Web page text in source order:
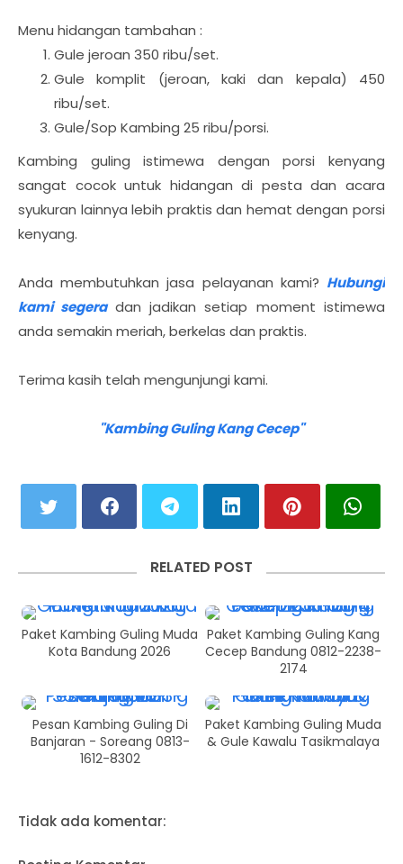
Menu hidangan tambahan :
Gule jeroan 350 ribu/set.
Gule komplit (jeroan, kaki dan kepala) 450
ribu/set.
Gule/Sop Kambing 25 ribu/porsi.
Kambing guling istimewa dengan porsi kenyang
sangat cocok untuk hidangan di pesta dan acara
syukuran lainnya lebih praktis dan hemat dengan porsi
kenyang.
Anda membutuhkan jasa pelayanan kami? Hubungi
kami segera dan jadikan setiap moment istimewa
anda semakin meriah, berkelas dan praktis.
Terima kasih telah mengunjungi kami.
"Kambing Guling Kang Cecep"
RELATED POST
Paket Kambing Guling Muda
Kota Bandung 2026
Paket Kambing Guling Kang
Cecep Bandung 0812-2238-
2174
Pesan Kambing Guling Di
Banjaran - Soreang 0813-
1612-8302
Paket Kambing Guling Muda
& Gule Kawalu Tasikmalaya
Tidak ada komentar: